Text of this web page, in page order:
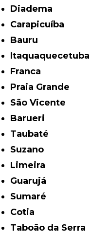
Diadema
Carapicuíba
Bauru
Itaquaquecetuba
Franca
Praia Grande
São Vicente
Barueri
Taubaté
Suzano
Limeira
Guarujá
Sumaré
Cotia
Taboão da Serra